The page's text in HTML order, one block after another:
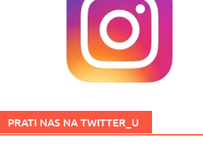
PRATI NAS NA TWITTER_U